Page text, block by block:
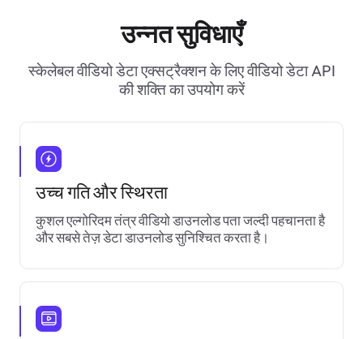
उन्नत सुविधाएँ
स्केलेबल वीडियो डेटा एक्सट्रैक्शन के लिए वीडियो डेटा API
की शक्ति का उपयोग करें
उच्च गति और स्थिरता
कुशल एल्गोरिदम तंत्र वीडियो डाउनलोड पता जल्दी पहचानता है
और सबसे तेज़ डेटा डाउनलोड सुनिश्चित करता है।